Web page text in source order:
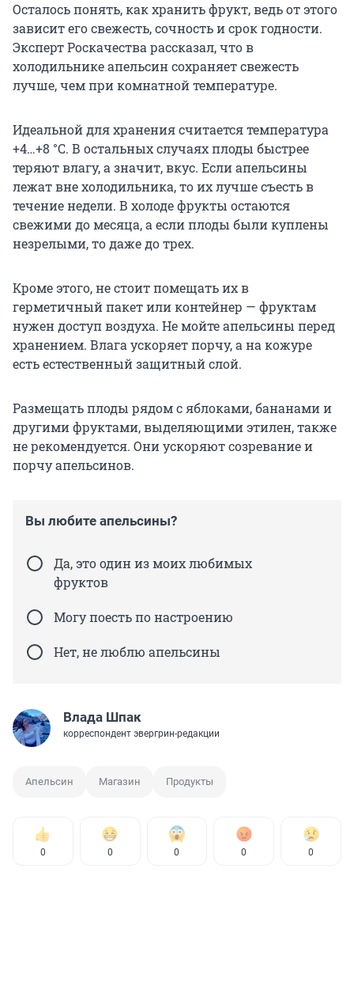
Осталось понять, как хранить фрукт, ведь от этого
зависит его свежесть, сочность и срок годности.
Эксперт Роскачества рассказал, что в
холодильнике апельсин сохраняет свежесть
лучше, чем при комнатной температуре.
Идеальной для хранения считается температура
+4…+8 °C. В остальных случаях плоды быстрее
теряют влагу, а значит, вкус. Если апельсины
лежат вне холодильника, то их лучше съесть в
течение недели. В холоде фрукты остаются
свежими до месяца, а если плоды были куплены
незрелыми, то даже до трех.
Кроме этого, не стоит помещать их в
герметичный пакет или контейнер — фруктам
нужен доступ воздуха. Не мойте апельсины перед
хранением. Влага ускоряет порчу, а на кожуре
есть естественный защитный слой.
Размещать плоды рядом с яблоками, бананами и
другими фруктами, выделяющими этилен, также
не рекомендуется. Они ускоряют созревание и
порчу апельсинов.
Вы любите апельсины?
Да, это один из моих любимых
фруктов
Могу поесть по настроению
Нет, не люблю апельсины
Влада Шпак
корреспондент эвергрин-редакции
Апельсин Магазин Продукты
0 0 0 0 0